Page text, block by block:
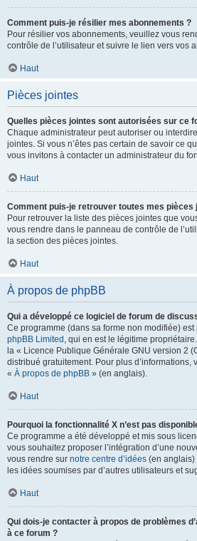
Comment puis-je résilier mes abonnements ?
Pour résilier vos abonnements, veuillez vous
contrôle de l’utilisateur et suivre le lien vers vos
Haut
Pièces jointes
Quelles pièces jointes sont autorisées sur ce
Chaque administrateur peut autoriser ou
jointes. Si vous n’êtes pas certain de savoir ce
vous invitons à contacter un administrateur du
Haut
Comment puis-je retrouver toutes mes pièces
Pour retrouver la liste des pièces jointes que
vous rendre dans le panneau de contrôle de
la section des pièces jointes.
Haut
À propos de phpBB
Qui a développé ce logiciel de forum de
Ce programme (dans sa forme non modifiée)
phpBB Limited , qui en est le légitime
la « Licence Publique Générale GNU version 2
distribué gratuitement. Pour plus d’informations,
« À propos de phpBB » (en anglais).
Haut
Pourquoi la fonctionnalité X n’est pas
Ce programme a été développé et mis sous
vous souhaitez proposer l’intégration d’une
vous rendre sur notre centre d’idées (en anglais)
les idées soumises par d’autres utilisateurs et
Haut
Qui dois-je contacter à propos de problèmes
à ce forum ?